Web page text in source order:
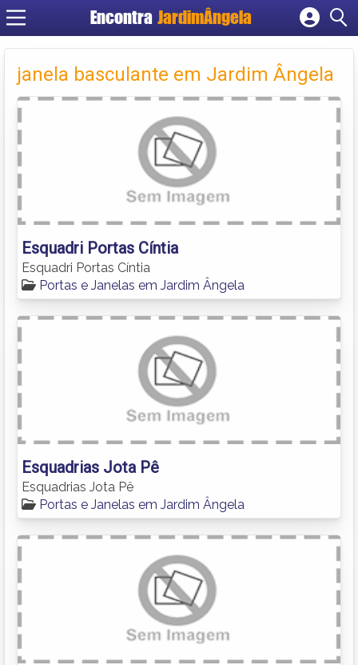
EncontraJardimÂngela
Cadastrar empresa
Criar conta
janela basculante em Jardim Ângela
Esquadri Portas Cíntia
Esquadri Portas Cíntia
Portas e Janelas em Jardim Ângela
Esquadrias Jota Pê
Esquadrias Jota Pê
Portas e Janelas em Jardim Ângela